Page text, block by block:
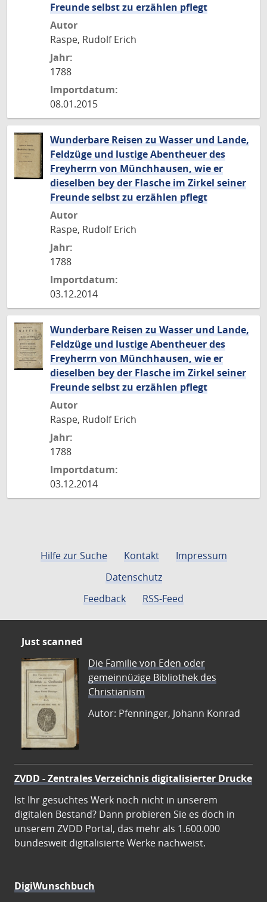
Freunde selbst zu erzählen pflegt
Autor
Raspe, Rudolf Erich
Jahr:
1788
Importdatum:
08.01.2015
Wunderbare Reisen zu Wasser und Lande,
Feldzüge und lustige Abentheuer des
Freyherrn von Münchhausen, wie er
dieselben bey der Flasche im Zirkel seiner
Freunde selbst zu erzählen pflegt
Autor
Raspe, Rudolf Erich
Jahr:
1788
Importdatum:
03.12.2014
Wunderbare Reisen zu Wasser und Lande,
Feldzüge und lustige Abentheuer des
Freyherrn von Münchhausen, wie er
dieselben bey der Flasche im Zirkel seiner
Freunde selbst zu erzählen pflegt
Autor
Raspe, Rudolf Erich
Jahr:
1788
Importdatum:
03.12.2014
Hilfe zur Suche Kontakt
Impressum
Datenschutz
Feedback
RSS-Feed
Just scanned
Die Familie von Eden oder
gemeinnüzige Bibliothek des
Christianism
Autor: Pfenninger, Johann Konrad
ZVDD - Zentrales Verzeichnis digitalisierter Drucke
Ist Ihr gesuchtes Werk noch nicht in unserem
digitalen Bestand? Dann probieren Sie es doch in
unserem ZVDD Portal, das mehr als 1.600.000
bundesweit digitalisierte Werke nachweist.
DigiWunschbuch